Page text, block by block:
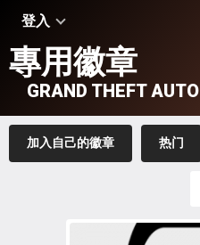
登入
專用徽章
GRAND THEFT AUTO
加入自己的徽章 热门